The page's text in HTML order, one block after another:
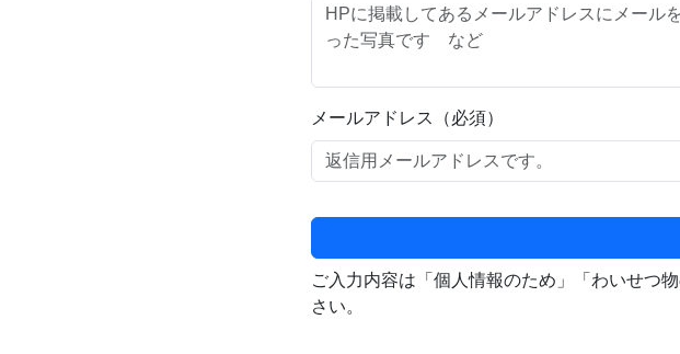
メールアドレス（必須）
ご入力内容は「個人情報のため」「わいせつ
さい。